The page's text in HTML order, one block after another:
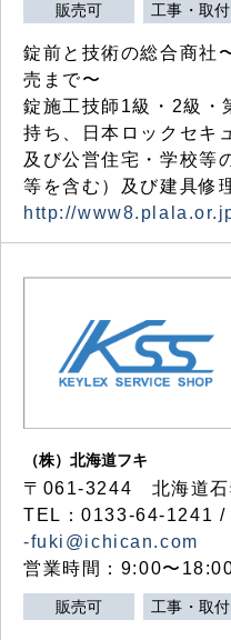
販売可 工事・取
錠前と技術の総合商社
売まで〜
錠施工技師1級・2級・
持ち、日本ロックセキ
及び公営住宅・学校等
等を含む）及び建具修
http://
（株）北海道フキ
〒061-3244 北海道石
TEL：0133-64-1241
-fuki@ichican.com
営業時間：9:00〜
販売可 工事・取